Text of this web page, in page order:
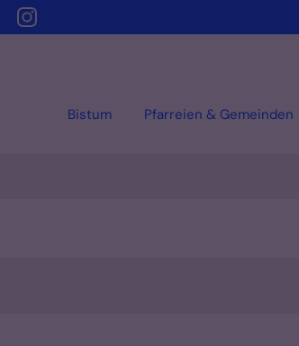
Bistum Pfarreien & Gemeinden